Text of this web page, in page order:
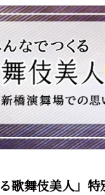
る歌舞伎美人」